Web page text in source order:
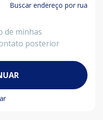
Buscar endereço por rua
de minhas
posterior